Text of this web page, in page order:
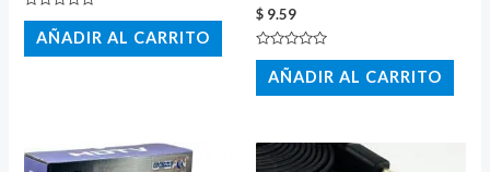
Valorado
con
de
AÑADIR AL CARRITO
$ 9.59
Valorado
con
de
AÑADIR AL CARRITO